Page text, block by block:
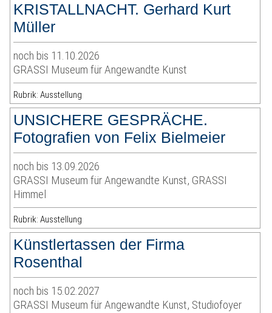
KRISTALLNACHT. Gerhard Kurt
Müller
noch bis 11.10.2026
GRASSI Museum für Angewandte Kunst
Rubrik: Ausstellung
UNSICHERE GESPRÄCHE.
Fotografien von Felix Bielmeier
noch bis 13.09.2026
GRASSI Museum für Angewandte Kunst, GRASSI
Himmel
Rubrik: Ausstellung
Künstlertassen der Firma
Rosenthal
noch bis 15.02.2027
GRASSI Museum für Angewandte Kunst, Studiofoyer